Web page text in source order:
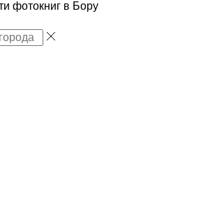
фотокниг в Бору